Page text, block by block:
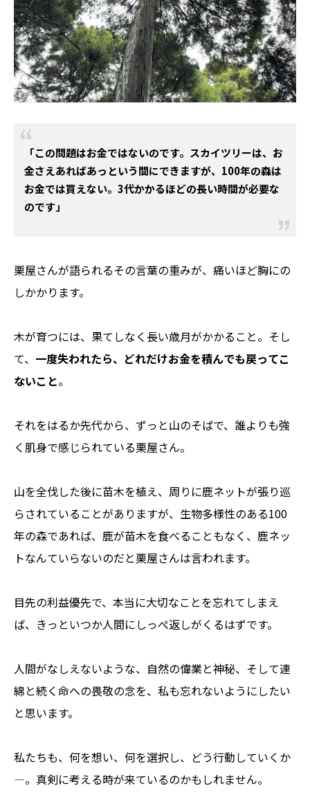
「この問題はお金ではないのです。スカイツリーは、お
金さえあればあっという間にできますが、100年の森は
お金では買えない。3代かかるほどの長い時間が必要な
のです」
栗屋さんが語られるその言葉の重みが、痛いほど胸にの
しかかります。
木が育つには、果てしなく長い歳月がかかること。そし
て、 一度失われたら、どれだけお金を積んでも戻ってこ
ないこと。
それをはるか先代から、ずっと山のそばで、誰よりも強
く肌身で感じられている栗屋さん。
山を全伐した後に苗木を植え、周りに鹿ネットが張り巡
らされていることがありますが、生物多様性のある100
年の森であれば、鹿が苗木を食べることもなく、鹿ネッ
トなんていらないのだと栗屋さんは言われます。
目先の利益優先で、本当に大切なことを忘れてしまえ
ば、きっといつか人間にしっぺ返しがくるはずです。
人間がなしえないような、自然の偉業と神秘、そして連
綿と続く命への畏敬の念を、私も忘れないようにしたい
と思います。
私たちも、何を想い、何を選択し、どう行動していくか
―。真剣に考える時が来ているのかもしれません。